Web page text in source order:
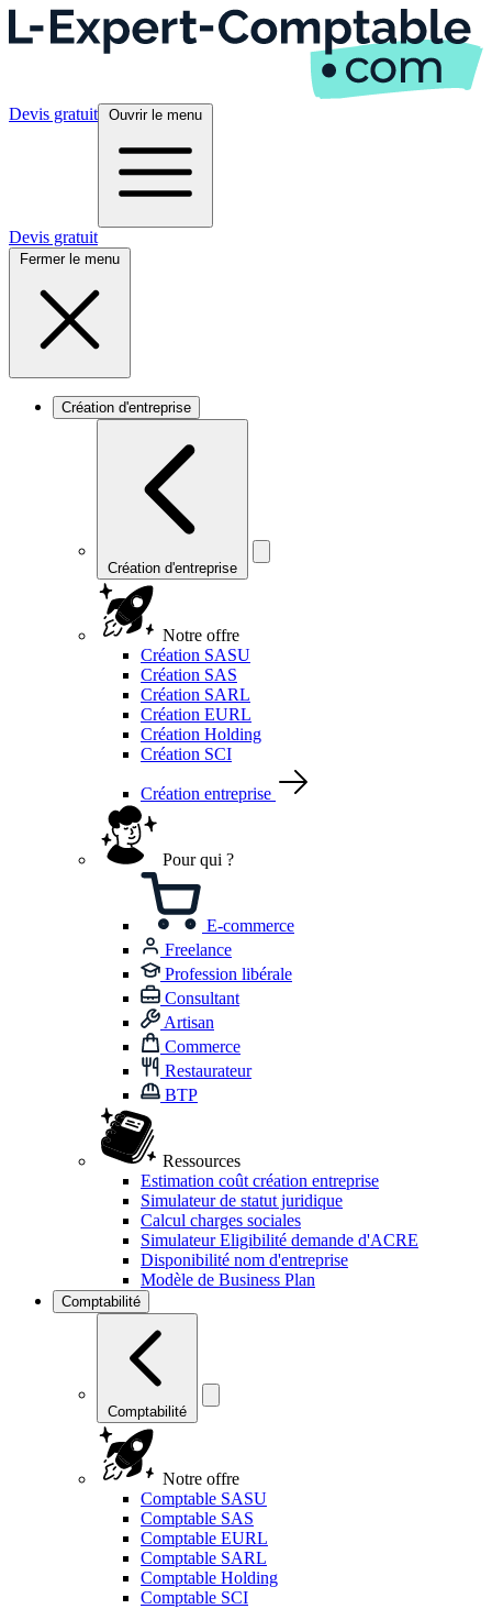
Devis gratuit Ouvrir le menu
Devis gratuit
Fermer le menu
Création d'entreprise
Création d'entreprise
Notre offre
Création SASU
Création SAS
Création SARL
Création EURL
Création Holding
Création SCI
Création entreprise
Pour qui ?
E-commerce
Freelance
Profession libérale
Consultant
Artisan
Commerce
Restaurateur
BTP
Ressources
Estimation coût création entreprise
Simulateur de statut juridique
Calcul charges sociales
Simulateur Eligibilité demande d'ACRE
Disponibilité nom d'entreprise
Modèle de Business Plan
Comptabilité
Comptabilité
Notre offre
Comptable SASU
Comptable SAS
Comptable EURL
Comptable SARL
Comptable Holding
Comptable SCI